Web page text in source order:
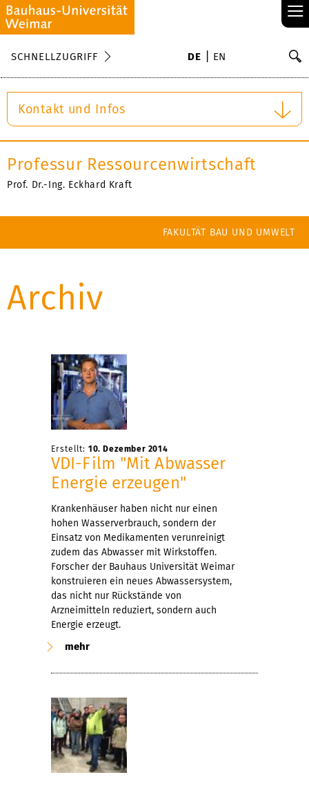
≡
SCHNELLZUGRIFF DE EN
Kontakt und Infos
Professur Ressourcenwirtschaft
Prof. Dr.-Ing. Eckhard Kraft
FAKULTÄT BAU UND UMWELT
Archiv
Erstellt: 10. Dezember 2014
VDI-Film "Mit Abwasser
Energie erzeugen"
Krankenhäuser haben nicht nur einen
hohen Wasserverbrauch, sondern der
Einsatz von Medikamenten verunreinigt
zudem das Abwasser mit Wirkstoffen.
Forscher der Bauhaus Universität Weimar
konstruieren ein neues Abwassersystem,
das nicht nur Rückstände von
Arzneimitteln reduziert, sondern auch
Energie erzeugt.
mehr